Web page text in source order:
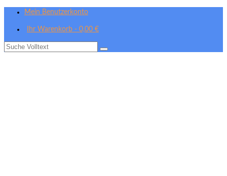
Mein Benutzerkonto
Ihr Warenkorb - 0,00 €
Suche